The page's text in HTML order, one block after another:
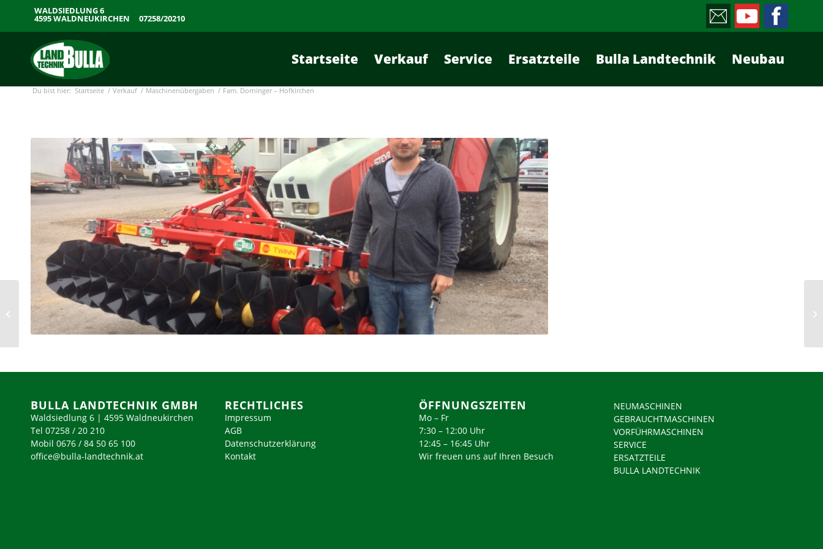
WALDSIEDLUNG 6
4595 WALDNEUKIRCHEN 07258/20210
Startseite Verkauf Service Ersatzteile Bulla Landtechnik Neubau
Du bist hier: Startseite / Verkauf / Maschinenübergaben / Fam. Dorninger – Hofkirchen
BULLA LANDTECHNIK GMBH
Waldsiedlung 6 | 4595 Waldneukirchen
Tel 07258 / 20 210
Mobil 0676 / 84 50 65 100
office@bulla-landtechnik.at
RECHTLICHES
Impressum
AGB
Datenschutzerklärung
Kontakt
ÖFFNUNGSZEITEN
Mo – Fr
7:30 – 12:00 Uhr
12:45 – 16:45 Uhr
Wir freuen uns auf Ihren Besuch
NEUMASCHINEN
GEBRAUCHTMASCHINEN
VORFÜHRMASCHINEN
SERVICE
ERSATZTEILE
BULLA LANDTECHNIK
Fam. Schützenhofer –
Eggendorf